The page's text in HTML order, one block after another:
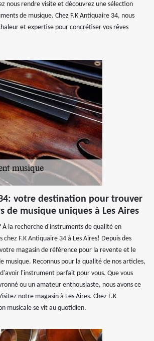
nous rendre visite et découvrez une sélection
de musique. Chez F.K Antiquaire 34, nous
et expertise pour concrétiser vos rêves
votre destination pour trouver
de musique uniques à Les Aires
À la recherche d'instruments de qualité en
chez F.K Antiquaire 34 à Les Aires! Depuis des
magasin de référence pour la revente et le
musique. Reconnus pour la qualité de nos articles,
l'instrument parfait pour vous. Que vous
ou un amateur enthousiaste, nous avons ce
notre magasin à Les Aires. Chez F.K
musicale se vit au quotidien.